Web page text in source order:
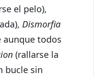
el pelo),
Dismorfia
aunque todos
(rallarse la
bucle sin